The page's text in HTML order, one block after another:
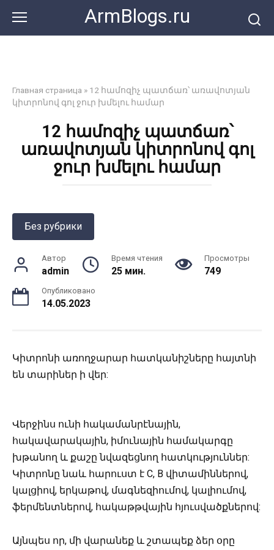
контенту
ArmBlogs.ru
Главная страница » 12 համոզիչ պատճառ՝ առավոտյան
կիտրոնով գոլ ջուր խմելու համար
12 համոզիչ պատճառ՝
առավոտյան կիտրոնով գոլ
ջուր խմելու համար
Без рубрики
Автор
admin
Время чтения
25 мин.
Просмотры
749
Опубликовано
14.05.2023
Կիտրոնի առողջարար հատկանիշները հայտնի
են տարիներ ի վեր:
Վերջինս ունի հակամանրէնային,
հակավարակային, իմունային համակարգը
խթանող և քաշը նվազեցնող հատկություններ:
Կիտրոնը նաև հարուստ է C, B վիտամիններով,
կալցիով, երկաթով, մագնեզիումով, կալիումով,
ֆերմենտներով, հակաթթվային հյուսվածքներով:
Այնպես որ, մի վարանեք և շտապեք ձեր օրը